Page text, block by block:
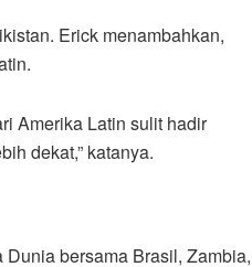
Erick menambahkan,
Amerika Latin sulit hadir
dekat,” katanya.
bersama Brasil, Zambia,